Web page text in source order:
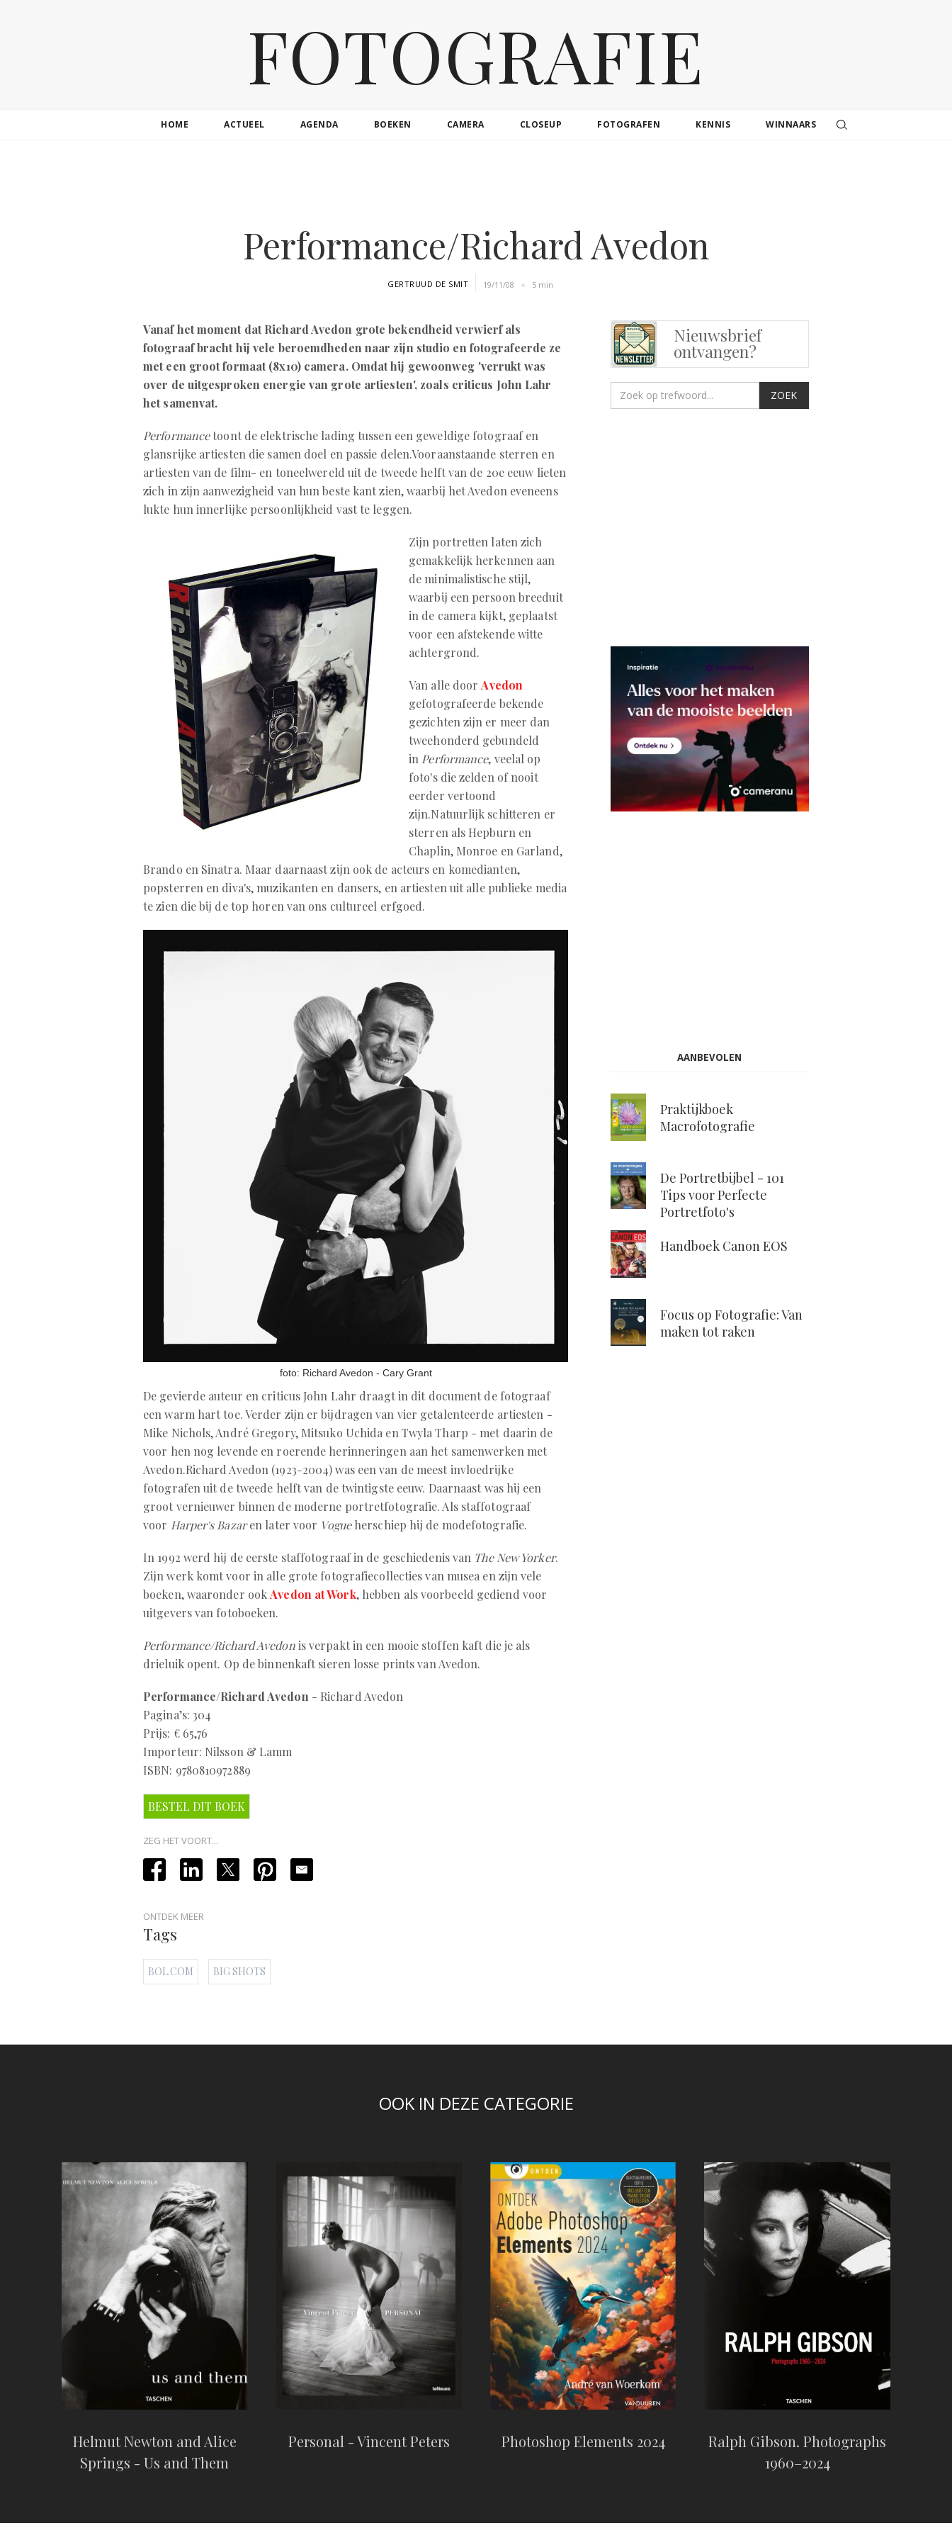
FOTOGRAFIE
HOME ACTUEEL AGENDA BOEKEN CAMERA CLOSEUP FOTOGRAFEN KENNIS WINNAARS
Performance/Richard Avedon
GERTRUUD DE SMIT 19/11/08 5 min
Vanaf het moment dat Richard Avedon grote bekendheid verwierf als
fotograaf bracht hij vele beroemdheden naar zijn studio en fotografeerde ze
met een groot formaat (8x10) camera. Omdat hij gewoonweg 'verrukt was
over de uitgesproken energie van grote artiesten', zoals criticus John Lahr
het samenvat.
Performancetoont de elektrische lading tussen een geweldige fotograaf en
glansrijke artiesten die samen doel en passie delen.Vooraanstaande sterren en
artiesten van de film- en toneelwereld uit de tweede helft van de 20e eeuw lieten
zich in zijn aanwezigheid van hun beste kant zien, waarbij het Avedon eveneens
lukte hun innerlijke persoonlijkheid vast te leggen.
Zijn portretten laten zich
gemakkelijk herkennen aan
de minimalistische stijl,
waarbij een persoon breeduit
in de camera kijkt, geplaatst
voor een afstekende witte
achtergrond.
Van alle doorAvedon
gefotografeerde bekende
gezichten zijn er meer dan
tweehonderd gebundeld
in Performance, veelal op
foto's die zelden of nooit
eerder vertoond
zijn.Natuurlijk schitteren er
sterren als Hepburn en
Chaplin, Monroe en Garland,
Brando en Sinatra. Maar daarnaast zijn ook de acteurs en komedianten,
popsterren en diva's, muzikanten en dansers, en artiesten uit alle publieke media
te zien die bij de top horen van ons cultureel erfgoed.
foto: Richard Avedon - Cary Grant
De gevierde auteur en criticus John Lahr draagt in dit document de fotograaf
een warm hart toe. Verder zijn er bijdragen van vier getalenteerde artiesten -
Mike Nichols, André Gregory, Mitsuko Uchida en Twyla Tharp - met daarin de
voor hen nog levende en roerende herinneringen aan het samenwerken met
Avedon.Richard Avedon (1923-2004) was een van de meest invloedrijke
fotografen uit de tweede helft van de twintigste eeuw. Daarnaast was hij een
groot vernieuwer binnen de moderne portretfotografie. Als staffotograaf
voor Harper's Bazaren later voor Vogueherschiep hij de modefotografie.
In 1992 werd hij de eerste staffotograaf in de geschiedenis van The New Yorker.
Zijn werk komt voor in alle grote fotografiecollecties van musea en zijn vele
boeken, waaronder ookAvedon at Work, hebben als voorbeeld gediend voor
uitgevers van fotoboeken.
Performance/Richard Avedonis verpakt in een mooie stoffen kaft die je als
drieluik opent. Op de binnenkaft sieren losse prints van Avedon.
Performance/Richard Avedon - Richard Avedon
Pagina’s: 304
Prijs: € 65,76
Importeur: Nilsson & Lamm
ISBN: 9780810972889
BESTEL DIT BOEK
ZEG HET VOORT...
ONTDEK MEER
Tags
BOL.COM BIG SHOTS
Nieuwsbrief
ontvangen?
AANBEVOLEN
Praktijkboek
Macrofotografie
De Portretbijbel - 101
Tips voor Perfecte
Portretfoto's
Handboek Canon EOS
Focus op Fotografie: Van
maken tot raken
OOK IN DEZE CATEGORIE
Helmut Newton and Alice
Springs - Us and Them
Personal - Vincent Peters Photoshop Elements 2024
Ralph Gibson. Photographs
1960–2024